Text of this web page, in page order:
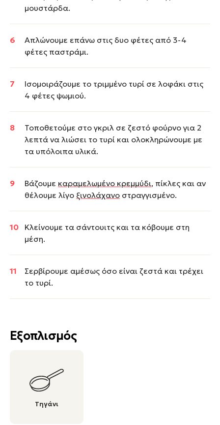
Εξοπλισμός
Τηγάνι
μουστάρδα.
Απλώνουμε επάνω στις δυο φέτες από 3-4
φέτες παστράμι.
Ισομοιράζουμε το τριμμένο τυρί σε λοφάκι στις
4 φέτες ψωμιού.
Τοποθετούμε στο γκριλ σε ζεστό φούρνο για 2
λεπτά να λιώσει το τυρί και ολοκληρώνουμε με
τα υπόλοιπα υλικά.
Βάζουμε καραμελωμένο κρεμμύδι, πίκλες και αν
θέλουμε λίγο ξινολάχανο στραγγισμένο.
Κλείνουμε τα σάντουιτς και τα κόβουμε στη
μέση.
Σερβίρουμε αμέσως όσο είναι ζεστά και τρέχει
το τυρί.